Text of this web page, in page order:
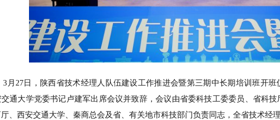
3月27日，陕西省技术经理人队伍建设工作推进会暨第三期中长期培训班开班
通大学党委书记卢建军出席会议并致辞，会议由省委科技工委委员、省科
、西安交通大学、秦商总会及省、有关地市科技部门负责同志，全省技术经